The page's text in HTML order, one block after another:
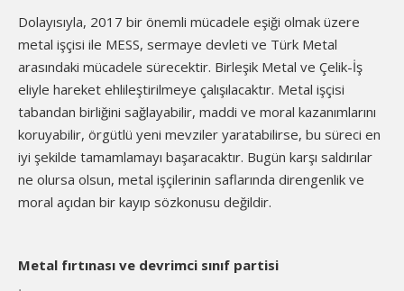
Dolayısıyla, 2017 bir önemli mücadele eşiği olmak üzere
metal işçisi ile MESS, sermaye devleti ve Türk Metal
arasındaki mücadele sürecektir. Birleşik Metal ve Çelik-İş
eliyle hareket ehlileştirilmeye çalışılacaktır. Metal işçisi
tabandan birliğini sağlayabilir, maddi ve moral kazanımlarını
koruyabilir, örgütlü yeni mevziler yaratabilirse, bu süreci en
iyi şekilde tamamlamayı başaracaktır. Bugün karşı saldırılar
ne olursa olsun, metal işçilerinin saflarında direngenlik ve
moral açıdan bir kayıp sözkonusu değildir.
Metal fırtınası ve devrimci sınıf partisi